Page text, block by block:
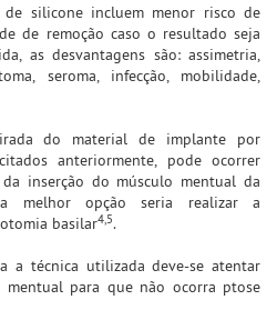
silicone incluem menor risco de
de remoção caso o resultado seja
as desvantagens são: assimetria,
seroma, infecção, mobilidade,
do material de implante por
anteriormente, pode ocorrer
inserção do músculo mentual da
a melhor opção seria realizar a
basilar4,5.
a técnica utilizada deve-se atentar
para que não ocorra ptose